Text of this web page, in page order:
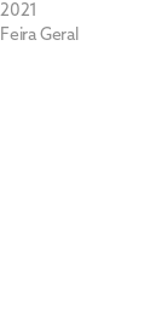
2021
Feira Geral